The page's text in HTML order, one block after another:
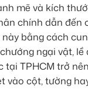
mẽ và kích
chính dẫn
bằng cách
ngại vật,
tại TPHCM trở
vào cột, tường